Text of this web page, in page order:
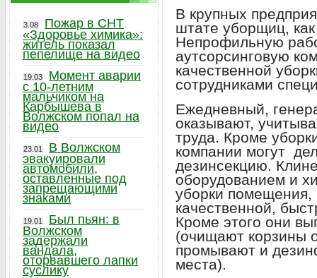
В крупных
штате уборщиц,
Непрофильную
аутсорсинговую
качественной
сотрудниками
Ежедневный,
оказывают,
труда. Кроме
компании могут
дезинсекцию.
оборудованием и
уборки помещения,
качественной,
Кроме этого они
(очищают корзины
промывают и
места).
3.08
Пожар в СНТ
«Здоровье химика»:
житель показал
пепелище на видео
19.03
Момент аварии
с 10-летним
мальчиком на
Карбышева в
Волжском попал на
видео
23.01
В Волжском
эвакуировали
автомобили,
оставленные под
запрещающими
знаками
19.01
Был пьян: в
Волжском
задержали
вандала,
оторвавшего лапки
суслику